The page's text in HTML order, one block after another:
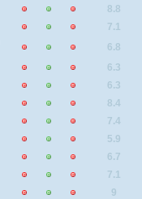
8.8
7.1
6.8
6.3
6.3
8.4
7.4
5.9
6.7
7.1
9